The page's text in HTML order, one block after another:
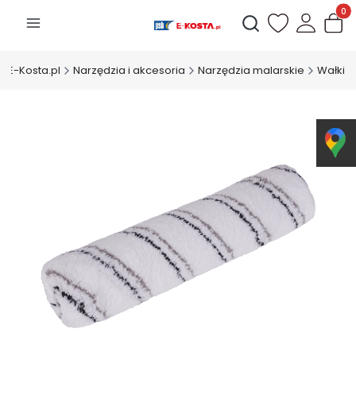
Otwórz wyszukiwarkę
E-Kosta.pl Narzędzia i akcesoria Narzędzia malarskie Wałki